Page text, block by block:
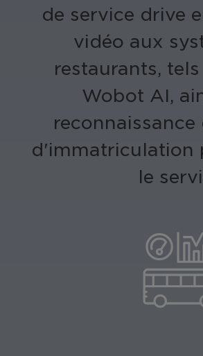
de service drive
vidéo aux
restaurants,
Wobot AI,
d'immatriculation
le